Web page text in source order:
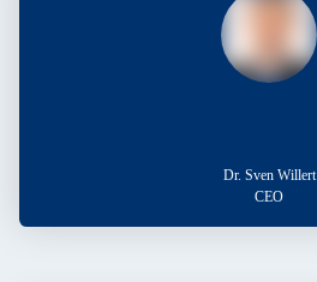
Dr. Sven Willert
CEO